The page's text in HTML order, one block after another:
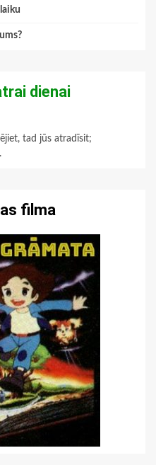
dienai
tad jūs atradīsit;
filma